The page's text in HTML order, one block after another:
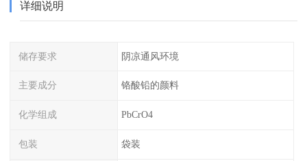
详细说明
储存要求 阴凉通风环境
主要成分 铬酸铅的颜料
化学组成 PbCrO4
包装 袋装